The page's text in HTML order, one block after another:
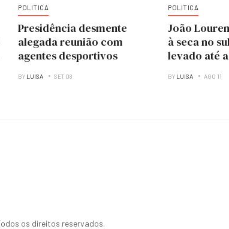
POLITICA
Presidência desmente
alegada reunião com
agentes desportivos
BY LUISA SET 08
POLITICA
João
à seca no
levado até
BY LUISA AGO 11
os direitos reservados.